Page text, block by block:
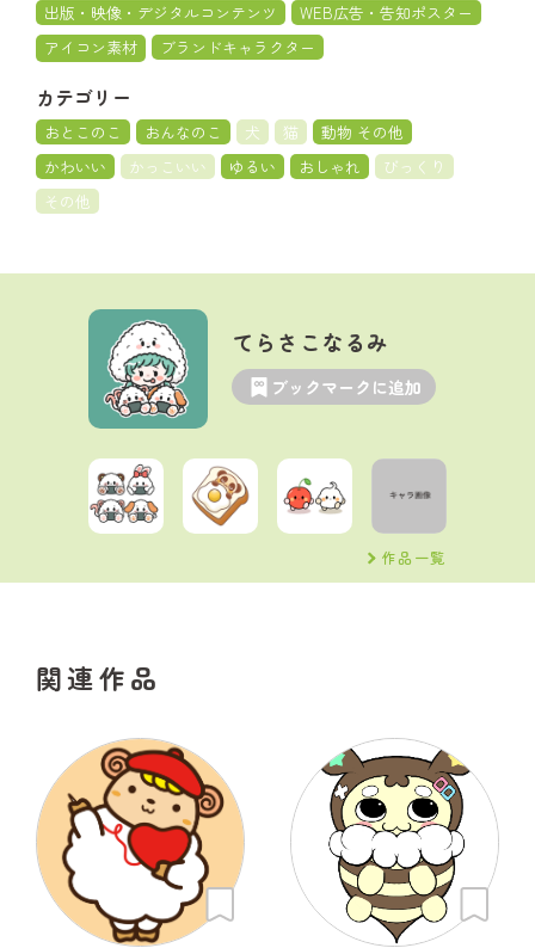
出版・映像・デジタルコンテンツ
WEB広告・告知ポスター
アイコン素材
ブランドキャラクター
カテゴリー
おとこのこ おんなのこ 犬 猫
動物 その他
かわいい
かっこいい ゆるい おしゃれ
びっくり
その他
てらさこなるみ
ブックマークに追加
作品一覧
関連作品